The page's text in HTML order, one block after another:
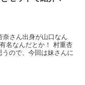
奈さん出身が山口なん
名なんだとか！ 村重杏
ので、今回は妹さんに